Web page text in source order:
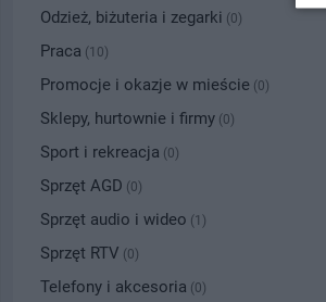
Odzież, biżuteria i zegarki (0)
Praca (10)
Promocje i okazje w mieście (0)
Sklepy, hurtownie i firmy (0)
Sport i rekreacja (0)
Sprzęt AGD (0)
Sprzęt audio i wideo (1)
Sprzęt RTV (0)
Telefony i akcesoria (0)